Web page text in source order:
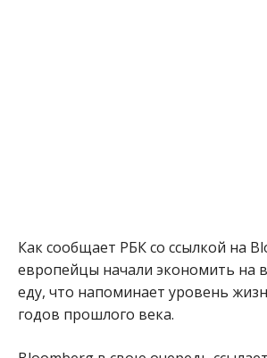
Как сообщает РБК со ссылкой на
европейцы начали экономить на
еду, что напоминает уровень
годов прошлого века.